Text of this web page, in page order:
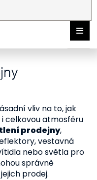
vliv na to, jak
celkovou atmosféru
prodejny,
vestavná
nebo světla pro
správně
prodej.